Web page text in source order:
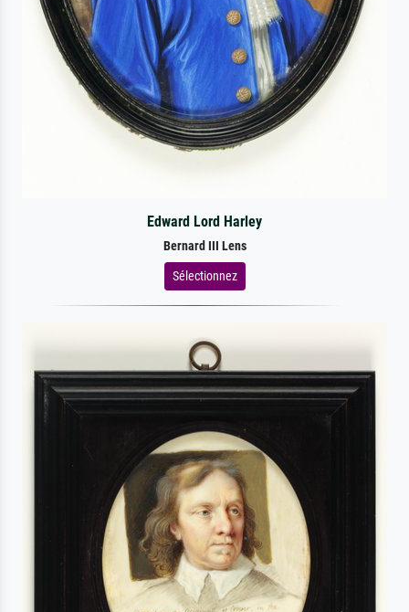
Edward Lord Harley
Bernard III Lens
Sélectionnez